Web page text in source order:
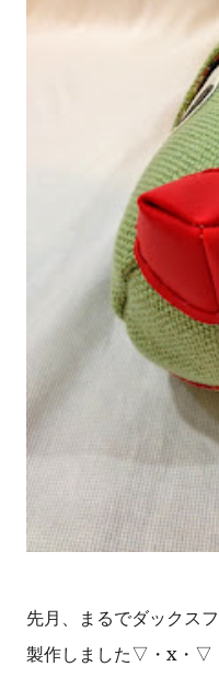
先月、まるでダックス
製作しました▽・x・▽